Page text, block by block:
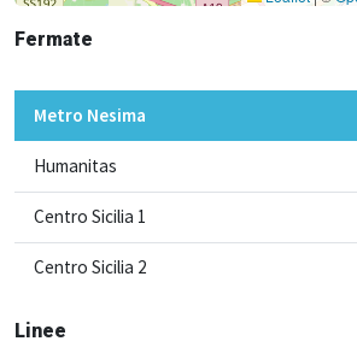
Linee
Fermate
Metro Nesima
Humanitas
Centro Sicilia 1
Centro Sicilia 2